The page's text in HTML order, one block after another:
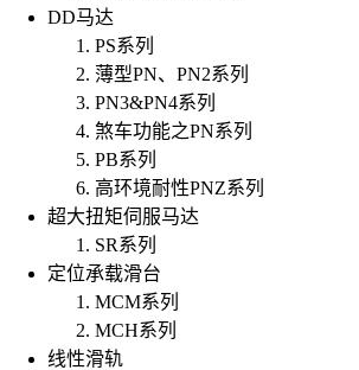
DD马达
PS系列
薄型PN、PN2系列
PN3&PN4系列
煞车功能之PN系列
PB系列
高环境耐性PNZ系列
超大扭矩伺服马达
SR系列
定位承载滑台
MCM系列
MCH系列
线性滑轨